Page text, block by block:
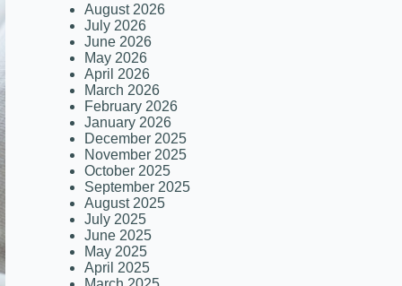
August 2026
July 2026
June 2026
May 2026
April 2026
March 2026
February 2026
January 2026
December 2025
November 2025
October 2025
September 2025
August 2025
July 2025
June 2025
May 2025
April 2025